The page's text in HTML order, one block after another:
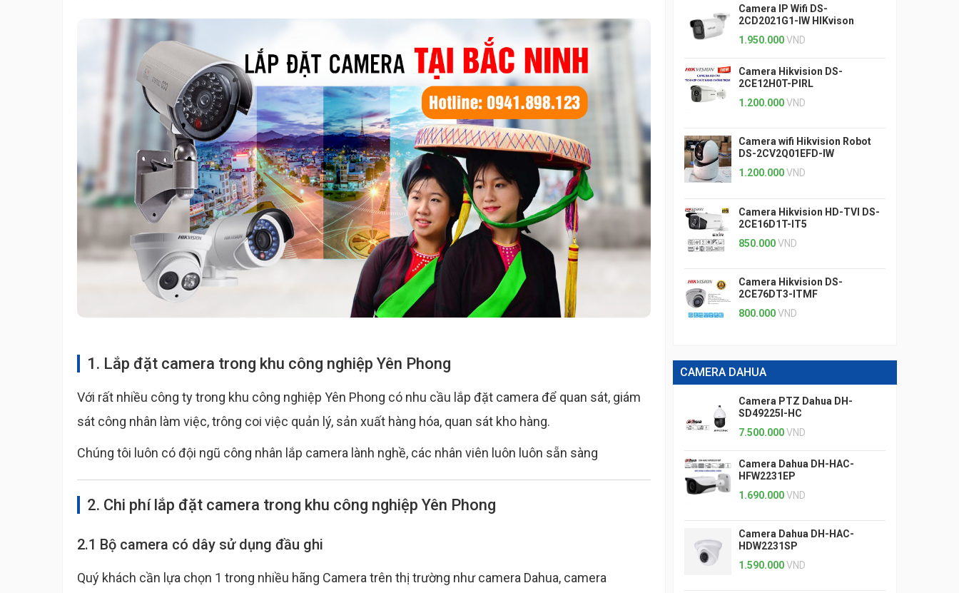
1. Lắp đặt camera trong khu công nghiệp Yên Phong
Với rất nhiều công ty trong khu công nghiệp Yên Phong có nhu cầu lắp đặt camera để quan sát, giám
sát công nhân làm việc, trông coi việc quản lý, sản xuất hàng hóa, quan sát kho hàng.
Chúng tôi luôn có đội ngũ công nhân lắp camera lành nghề, các nhân viên luôn luôn sẵn sàng
2. Chi phí lắp đặt camera trong khu công nghiệp Yên Phong
2.1 Bộ camera có dây sử dụng đầu ghi
Quý khách cần lựa chọn 1 trong nhiều hãng Camera trên thị trường như camera Dahua, camera
Camera IP Wifi DS-
2CD2021G1-IW HIKvison
1.950.000VND
Camera Hikvision DS-
2CE12H0T-PIRL
1.200.000VND
Camera wifi Hikvision Robot
DS-2CV2Q01EFD-IW
1.200.000VND
Camera Hikvision HD-TVI DS-
2CE16D1T-IT5
850.000VND
Camera Hikvision DS-
2CE76DT3-ITMF
800.000VND
CAMERA DAHUA
Camera PTZ Dahua DH-
SD49225I-HC
7.500.000VND
Camera Dahua DH-HAC-
HFW2231EP
1.690.000VND
Camera Dahua DH-HAC-
HDW2231SP
1.590.000VND